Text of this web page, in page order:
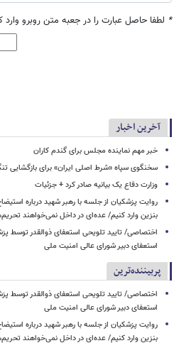
* لطفا حاصل عبارت را در جعبه متن روبرو وارد
آخرین اخبار
خبر مهم نماینده مجلس برای گندم کاران
سخنگوی سپاه «شرط اصلی ایران» برای بازگشایی
وزارت دفاع یک بیانیه صادر کرد + جزئیات
روایت پزشکیان از جلسه با رهبر شهید درباره
بنزین وارد کنیم/ عده‌ای در داخل نمی‌خواهند
اختصاصی/ تایید تلویحی استعفای ذوالقدر توسط
استعفای دبیر شورای عالی امنیت ملی
پربیننده‌ترین
اختصاصی/ تایید تلویحی استعفای ذوالقدر توسط
استعفای دبیر شورای عالی امنیت ملی
روایت پزشکیان از جلسه با رهبر شهید درباره
بنزین وارد کنیم/ عده‌ای در داخل نمی‌خواهند